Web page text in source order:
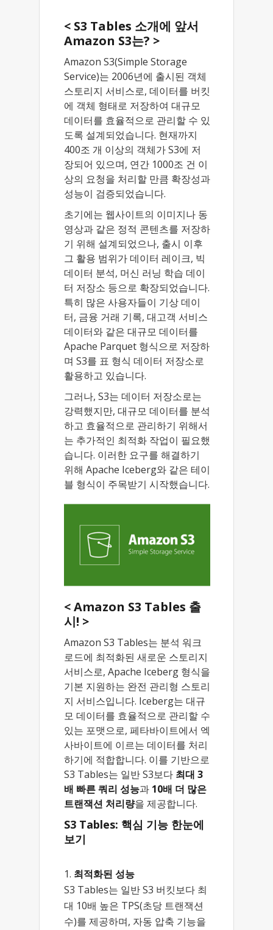
< S3 Tables 소개에 앞서
Amazon S3는? >
Amazon S3(Simple Storage
Service)는 2006년에 출시된 객체
스토리지 서비스로, 데이터를 버킷
에 객체 형태로 저장하여 대규모
데이터를 효율적으로 관리할 수 있
도록 설계되었습니다. 현재까지
400조 개 이상의 객체가 S3에 저
장되어 있으며, 연간 1000조 건 이
상의 요청을 처리할 만큼 확장성과
성능이 검증되었습니다.
초기에는 웹사이트의 이미지나 동
영상과 같은 정적 콘텐츠를 저장하
기 위해 설계되었으나, 출시 이후
그 활용 범위가 데이터 레이크, 빅
데이터 분석, 머신 러닝 학습 데이
터 저장소 등으로 확장되었습니다.
특히 많은 사용자들이 기상 데이
터, 금융 거래 기록, 대고객 서비스
데이터와 같은 대규모 데이터를
Apache Parquet 형식으로 저장하
며 S3를 표 형식 데이터 저장소로
활용하고 있습니다.
그러나, S3는 데이터 저장소로는
강력했지만, 대규모 데이터를 분석
하고 효율적으로 관리하기 위해서
는 추가적인 최적화 작업이 필요했
습니다. 이러한 요구를 해결하기
위해 Apache Iceberg와 같은 테이
블 형식이 주목받기 시작했습니다.
< Amazon S3 Tables 출
시! >
Amazon S3 Tables는 분석 워크
로드에 최적화된 새로운 스토리지
서비스로, Apache Iceberg 형식을
기본 지원하는 완전 관리형 스토리
지 서비스입니다. Iceberg는 대규
모 데이터를 효율적으로 관리할 수
있는 포맷으로, 페타바이트에서 엑
사바이트에 이르는 데이터를 처리
하기에 적합합니다. 이를 기반으로
S3 Tables는 일반 S3보다 최대 3
배 빠른 쿼리 성능과 10배 더 많은
트랜잭션 처리량을 제공합니다.
S3 Tables: 핵심 기능 한눈에
보기
최적화된 성능
S3 Tables는 일반 S3 버킷보다 최
대 10배 높은 TPS(초당 트랜잭션
수)를 제공하며, 자동 압축 기능을